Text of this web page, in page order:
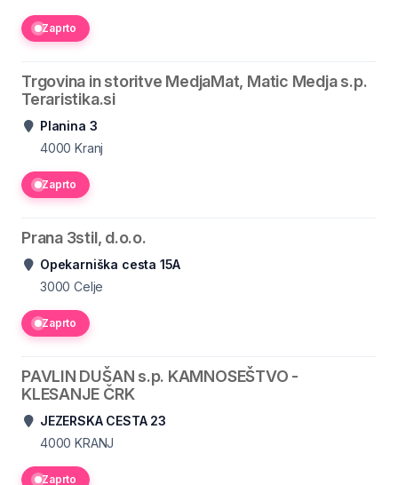
Zaprto
Trgovina in storitve MedjaMat, Matic Medja s.p.
Teraristika.si
Planina 3
4000 Kranj
Zaprto
Prana 3stil, d.o.o.
Opekarniška cesta 15A
3000 Celje
Zaprto
PAVLIN DUŠAN s.p. KAMNOSEŠTVO -
KLESANJE ČRK
JEZERSKA CESTA 23
4000 KRANJ
Zaprto